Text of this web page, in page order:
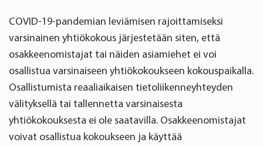
COVID-19-pandemian leviämisen rajoittamiseksi
varsinainen yhtiökokous järjestetään siten, että
osakkeenomistajat tai näiden asiamiehet ei voi
osallistua varsinaiseen yhtiökokoukseen kokouspaikalla.
Osallistumista reaaliaikaisen tietoliikenneyhteyden
välityksellä tai tallennetta varsinaisesta
yhtiökokouksesta ei ole saatavilla. Osakkeenomistajat
voivat osallistua kokoukseen ja käyttää